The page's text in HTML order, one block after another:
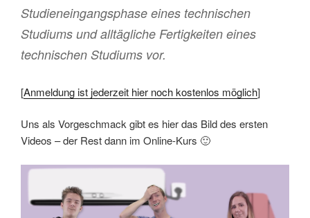
Studieneingangsphase eines technischen
Studiums und alltägliche Fertigkeiten eines
technischen Studiums vor.
[Anmeldung ist jederzeit hier noch kostenlos möglich]
Uns als Vorgeschmack gibt es hier das Bild des ersten
Videos – der Rest dann im Online-Kurs 🙂